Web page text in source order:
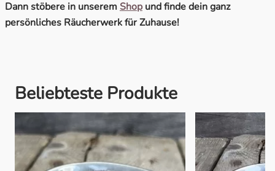
Dann stöbere in unserem Shopund finde dein ganz
persönliches Räucherwerk für Zuhause!
Beliebteste Produkte